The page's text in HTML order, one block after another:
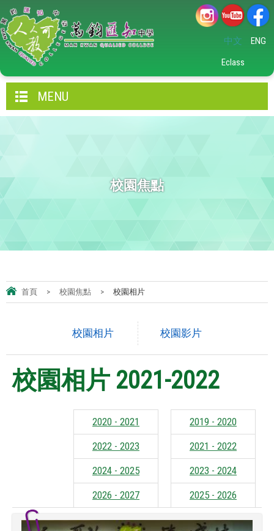
ENG
中文
Eclass
MENU
校園焦點
首頁 > 校園焦點 > 校園相片
校園相片 校園影片
校園相片 2021-2022
2019 - 2020
2020 - 2021
2021 - 2022
2022 - 2023
2023 - 2024
2024 - 2025
2025 - 2026
2026 - 2027